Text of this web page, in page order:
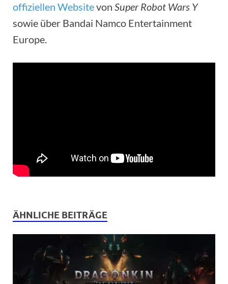
offiziellen Websitevon Super Robot Wars Y
sowie über Bandai Namco Entertainment
Europe.
ÄHNLICHE BEITRÄGE